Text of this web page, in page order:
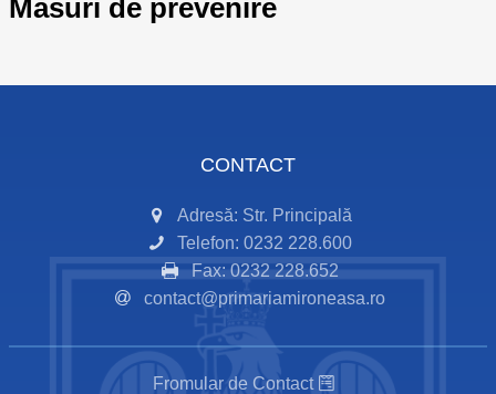
Măsuri de prevenire
CONTACT
Adresă: Str. Principală
Telefon: 0232 228.600
Fax: 0232 228.652
contact@primariamironeasa.ro
Fromular de Contact